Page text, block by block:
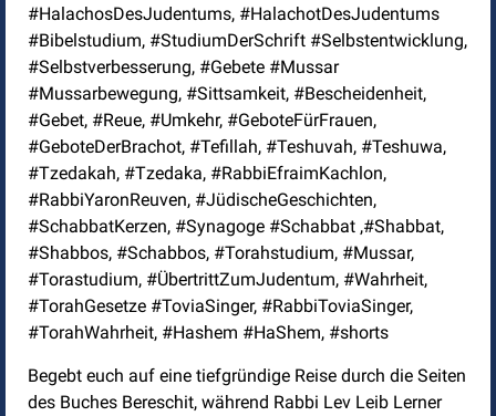
#HalachosDesJudentums, #HalachotDesJudentums
#Bibelstudium, #StudiumDerSchrift #Selbstentwicklung,
#Selbstverbesserung, #Gebete #Mussar
#Mussarbewegung, #Sittsamkeit, #Bescheidenheit,
#Gebet, #Reue, #Umkehr, #GeboteFürFrauen,
#GeboteDerBrachot, #Tefillah, #Teshuvah, #Teshuwa,
#Tzedakah, #Tzedaka, #RabbiEfraimKachlon,
#RabbiYaronReuven, #JüdischeGeschichten,
#SchabbatKerzen, #Synagoge #Schabbat ,#Shabbat,
#Shabbos, #Schabbos, #Torahstudium, #Mussar,
#Torastudium, #ÜbertrittZumJudentum, #Wahrheit,
#TorahGesetze #ToviaSinger, #RabbiToviaSinger,
#TorahWahrheit, #Hashem #HaShem, #shorts
Begebt euch auf eine tiefgründige Reise durch die Seiten
des Buches Bereschit, während Rabbi Lev Leib Lerner